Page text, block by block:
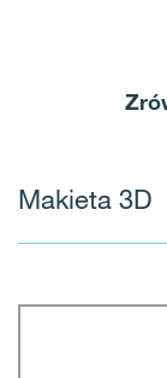
Makieta 3D